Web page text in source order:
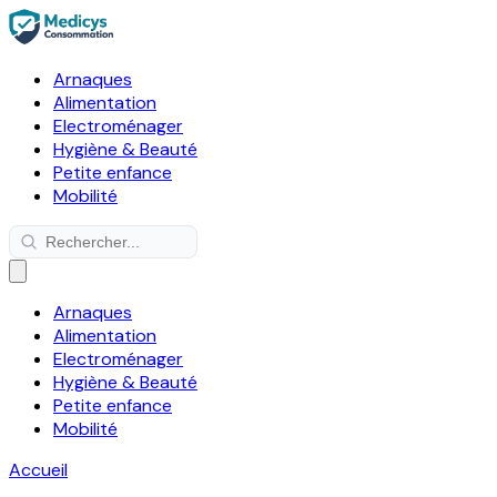
Arnaques
Alimentation
Electroménager
Hygiène & Beauté
Petite enfance
Mobilité
Arnaques
Alimentation
Electroménager
Hygiène & Beauté
Petite enfance
Mobilité
Accueil